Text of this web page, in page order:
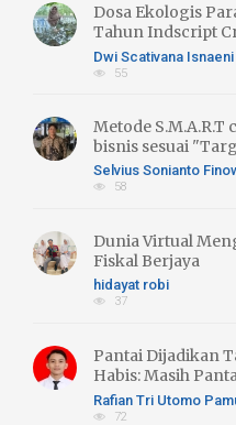
Dosa Ekologis
Tahun Indscript
Literasi Hijau
Dwi Scativana Isnaeni
55
Metode
bisnis sesuai
Selvius Sonianto
58
Dunia Virtual
Fiskal Berjaya
hidayat robi
37
Pantai Dijadikan
Habis: Masih
Economy atau
Rafian Tri Utomo
72